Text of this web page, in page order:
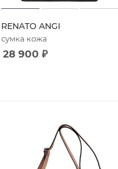
RENATO ANGI
сумка кожа
28 900 ₽